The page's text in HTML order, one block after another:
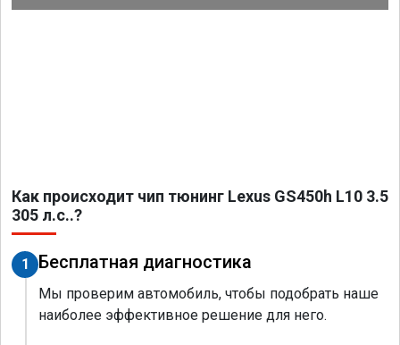
Как происходит чип тюнинг Lexus GS450h L10 3.5
305 л.с..?
1 Бесплатная диагностика
Мы проверим автомобиль, чтобы подобрать наше
наиболее эффективное решение для него.